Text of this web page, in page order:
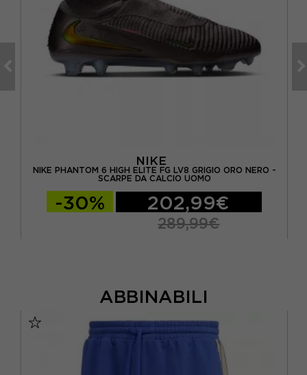
NIKE
NIKE PHANTOM 6 HIGH ELITE FG LV8 GRIGIO ORO NERO -
SCARPE DA CALCIO UOMO
-30% 202,99€
289,99€
ABBINABILI